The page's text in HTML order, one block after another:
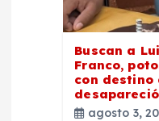
Buscan a
Franco,
con
agosto 3,